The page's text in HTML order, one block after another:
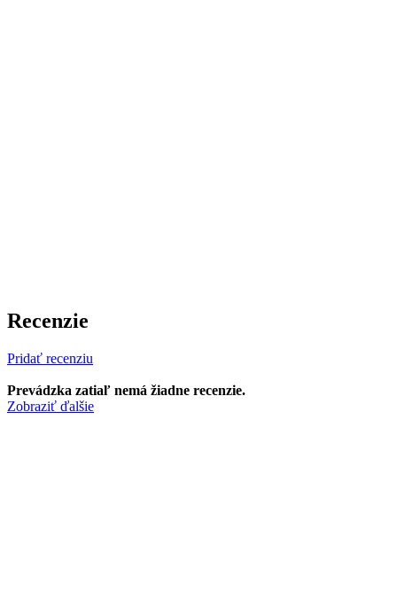
Recenzie
Pridať recenziu
Prevádzka zatiaľ nemá žiadne recenzie.
Zobraziť ďalšie